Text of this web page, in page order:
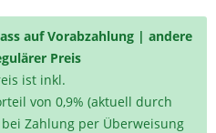
auf Vorabzahlung | andere
Preis
ist inkl.
von 0,9% (aktuell durch
bei Zahlung per Überweisung